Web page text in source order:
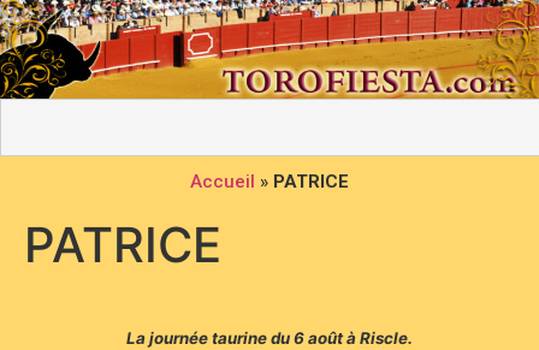
Accueil » PATRICE
PATRICE
La journée taurine du 6 août à Riscle.